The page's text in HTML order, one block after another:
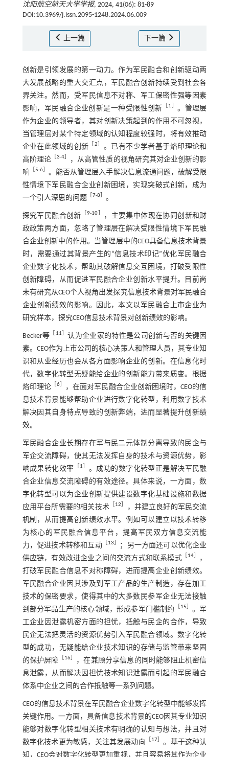
沈阳航空航天大学学报, 2024, 41(06): 81-89
DOI:10.3969/j.issn.2095-1248.2024.06.009
上一篇 下一篇
创新是引领发展的第一动力。作为军民融合和创新驱动两
大发展战略的重大交汇点，军民融合创新持续受到社会各
界关注。然而，受军民信息不对称、军工保密性强等因素
影响，军民融合企业创新是一种受限性创新 ［1］ 。管理层
作为企业的领导者，其对创新决策起到的作用不可忽视，
当管理层对某个特定领域的认知程度较强时，将有效推动
企业在此领域的创新 ［2］ 。已有不少学者基于烙印理论和
高阶理论［3-4］
，从高管性质的视角研究其对企业创新的影
响 ［5-6］ 。能否从管理层入手解决信息流通问题，破解受限
性情境下军民融合企业创新困境，实现突破式创新，成为
一个引人深思的问题［7-8］ 。
探究军民融合创新 ［9-10］
，主要集中体现在协同创新和财
政政策两方面，忽略了管理层在解决受限性情境下军民融
合企业创新中的作用。当管理层中的CEO具备信息技术背景
时，需要通过其背景产生的“信息技术印记”优化军民融合
企业数字化技术，帮助其破解信息交互困境，打破受限性
创新障碍，从而促进军民融合企业创新水平提升。目前尚
未有研究从CEO个人视角出发探究信息技术背景对军民融合
企业创新绩效的影响。因此，本文以军民融合上市企业为
研究样本，探究CEO信息技术背景对创新绩效的影响。
Becker等 ［ 11］认为企业家的特性是公司创新与否的关键因
素。CEO作为上市公司的核心决策人和管理人员，其专业知
识和从业经历也会从各方面影响企业的创新。在信息化时
代，数字化转型无疑能给企业的创新能力带来质变。根据
烙印理论［6］
，在面对军民融合企业创新困境时，CEO的信
息技术背景能够帮助企业进行数字化转型，利用数字技术
解决因其自身特点导致的创新弊端，进而显著提升创新绩
效。
军民融合企业长期存在军与民二元体制分离导致的民企与
军企交流障碍，使其无法发挥自身的技术与资源优势，影
响成果转化效率 ［1］ 。成功的数字化转型正是解决军民融
合企业信息交流障碍的有效途径。具体来说，一方面，数
字化转型可以为企业创新提供建设数字化基础设施和数据
应用平台所需要的相关技术 ［12］
，并建立良好的军民交流
机制，从而提高创新绩效水平。例如可以建立以技术转移
为核心的军民融合信息平台，提高军民双方信息交流能
力，促进技术转移和互动［13］
；另一方面还可以优化企业
供应链，有效改进企业之间的交流方式和联系模式［14］
，
打破军民融合信息不对称障碍，进而提高企业创新绩效。
军民融合企业因其涉及到军工产品的生产制造，存在加工
技术的保密要求，使得其中的大多数民参军企业无法接触
到部分军品生产的核心领域，形成参军门槛制约
［15］ 。军
工企业因泄露机密方面的担忧，抵触与民企的合作，导致
民企无法把灵活的资源优势引入军民融合领域。数字化转
型的成功，无疑能给企业技术知识的存储与监管带来坚固
的保护屏障 ［16］
，在兼顾分享信息的同时能够阻止机密信
息泄露，从而解决因担忧技术知识泄露而引起的军民融合
体系中企业之间的合作抵触等一系列问题。
CEO的信息技术背景在军民融合企业数字化转型中能够发挥
关键作用。一方面，具备信息技术背景的CEO因其专业知识
能够对数字化转型相关技术有明确的认知与想法，并且对
数字化技术更为敏感，关注其发展动向 ［17］ 。基于这种认
知，CEO会对数字化转型更加重视，并且容易将其作为企业